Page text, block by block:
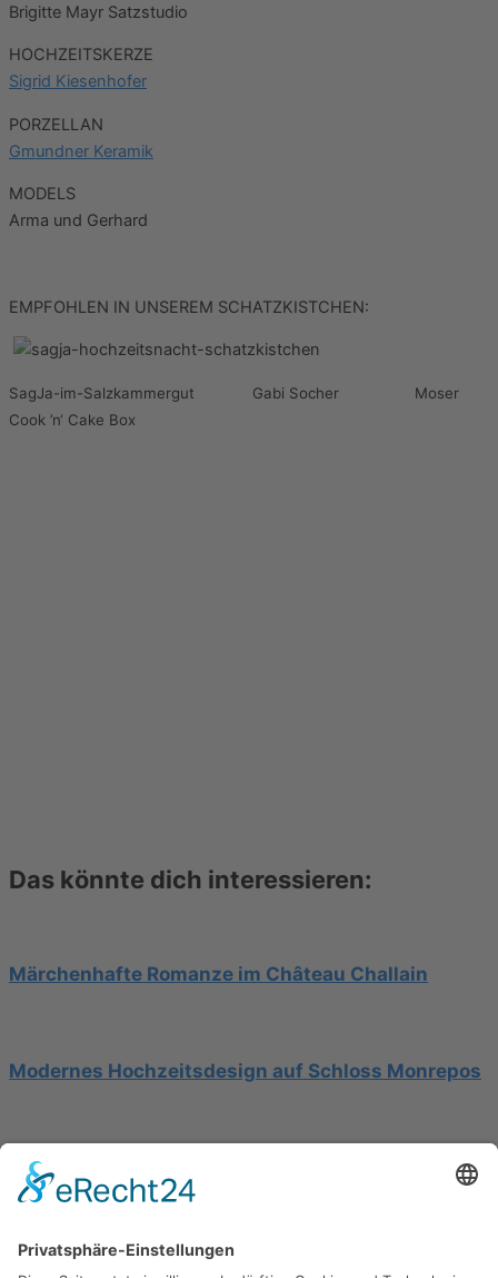
Brigitte Mayr Satzstudio
HOCHZEITSKERZE
Sigrid Kiesenhofer
PORZELLAN
Gmundner Keramik
MODELS
Arma und Gerhard
EMPFOHLEN IN UNSEREM SCHATZKISTCHEN:
SagJa-im-Salzkammergut Gabi Socher Moser
Cook ’n‘ Cake Box
Das könnte dich interessieren:
Märchenhafte Romanze im Château Challain
Modernes Hochzeitsdesign auf Schloss Monrepos
Hochzeit am Gardasee auf einer Segelyacht